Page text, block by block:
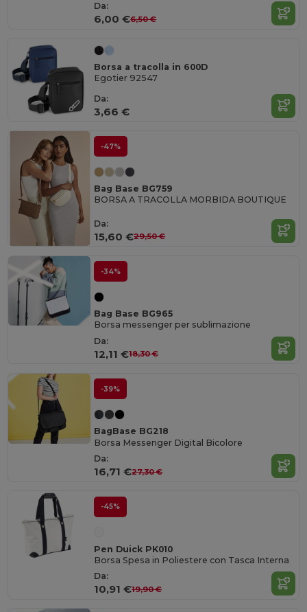
Da:
6,00 €6,50 €
Borsa a tracolla in 600D
Egotier 92547
Da:
3,66 €
-47%
Bag Base BG759
BORSA A TRACOLLA MORBIDA BOUTIQUE
Da:
15,60 €29,50 €
-34%
Bag Base BG965
Borsa messenger per sublimazione
Da:
12,11 €18,30 €
-39%
BagBase BG218
Borsa Messenger Digital Bicolore
Da:
16,71 €27,30 €
-45%
Pen Duick PK010
Borsa Spesa in Poliestere con Tasca Interna
Da:
10,91 €19,90 €